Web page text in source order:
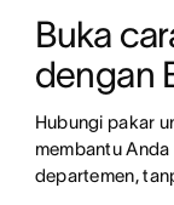
Buka
dengan
Hubungi pakar
membantu
departemen,